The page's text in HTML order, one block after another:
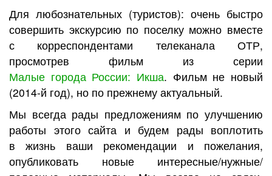
Для любознательных (туристов): очень быстро
совершить экскурсию по поселку можно вместе
с корреспондентами телеканала ОТР,
просмотрев фильм из серии
Малые города России: Икша. Фильм не новый
(2014-й год), но по прежнему актуальный.
Мы всегда рады предложениям по улучшению
работы этого сайта и будем рады воплотить
в жизнь ваши рекомендации и пожелания,
опубликовать новые интересные/нужные/